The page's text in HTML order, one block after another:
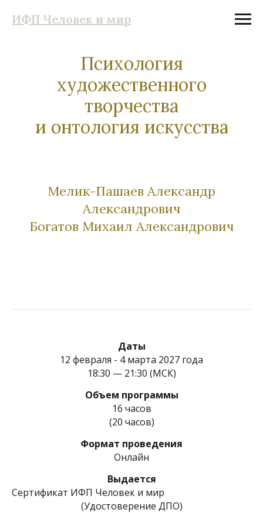
ИФП Человек и мир
Психология
художественного
творчества
и онтология искусства
Мелик-Пашаев Александр
Александрович
Богатов Михаил Александрович
Даты
12 февраля - 4 марта 2027 года
18:30 — 21:30 (МСК)
Объем программы
16 часов
(20 часов)
Формат проведения
Онлайн
Выдается
Сертификат ИФП Человек и мир
(Удостоверение ДПО)